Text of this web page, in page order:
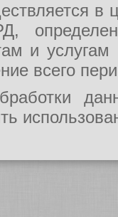
в
и
всего